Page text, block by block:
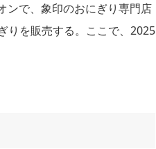
ンで、象印のおにぎり専門店
りを販売する。ここで、2025